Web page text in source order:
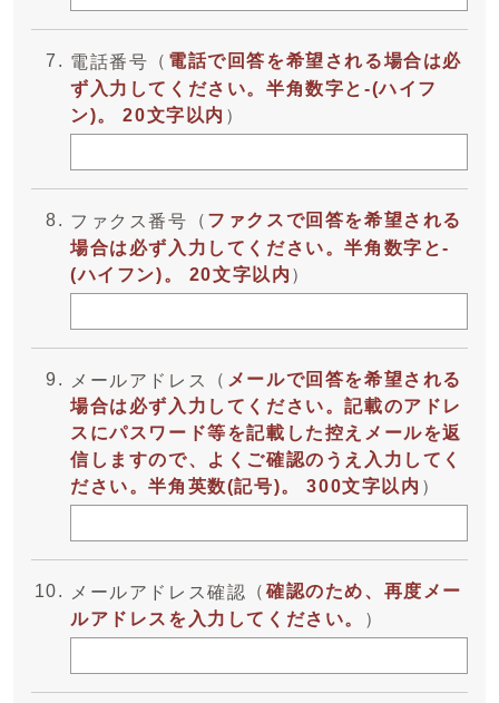
電話番号 （ 電話で回答を希望される場合は必
ず入力してください。半角数字と-(ハイフ
ン)。 20文字以内 ）
ファクス番号 （ ファクスで回答を希望される
場合は必ず入力してください。半角数字と-
(ハイフン)。 20文字以内 ）
メールアドレス （ メールで回答を希望される
場合は必ず入力してください。記載のアドレ
スにパスワード等を記載した控えメールを返
信しますので、よくご確認のうえ入力してく
ださい。半角英数(記号)。 300文字以内 ）
メールアドレス確認 （確認のため、再度メー
ルアドレスを入力してください。
）